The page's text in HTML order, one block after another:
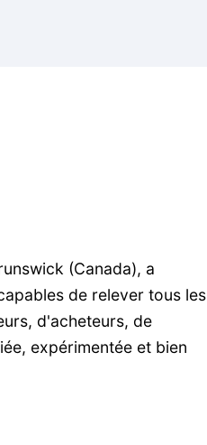
(Canada), a
de relever tous les
d'acheteurs, de
expérimentée et bien